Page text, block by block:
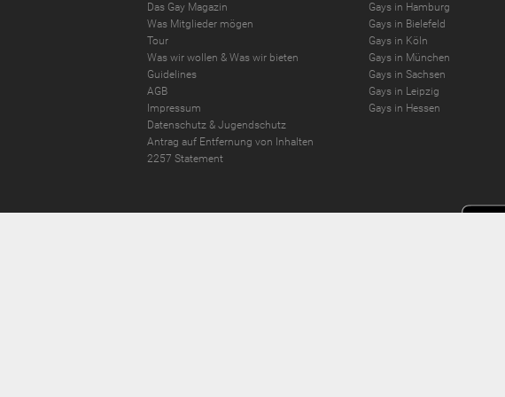
Das Gay Magazin
Was Mitglieder mögen
Tour
Was wir wollen & Was wir bieten
Guidelines
AGB
Impressum
Datenschutz & Jugendschutz
Antrag auf Entfernung von Inhalten
2257 Statement
Gays in Hamburg
Gays in Bielefeld
Gays in Köln
Gays in München
Gays in Sachsen
Gays in Leipzig
Gays in Hessen